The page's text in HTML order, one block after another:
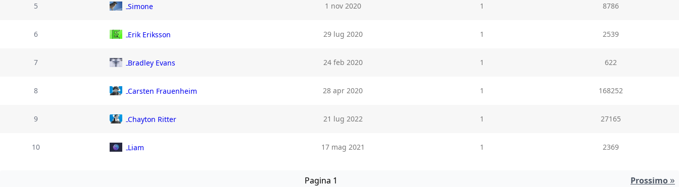
5 Simone 1 nov 2020 1 8786
6 Erik Eriksson 29 lug 2020 1 2539
7 Bradley Evans 24 feb 2020 1 622
8 Carsten Frauenheim 28 apr 2020 1 168252
9 Chayton Ritter 21 lug 2022 1 27165
10 Liam 17 mag 2021 1 2369
Pagina 1 Prossimo »